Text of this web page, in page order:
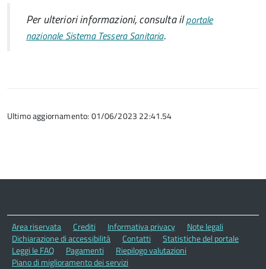
Per ulteriori informazioni, consulta ilportale
nazionale Sistema Tessera Sanitaria.
Ultimo aggiornamento: 01/06/2023 22:41.54
Area riservata Crediti Informativa privacy
Note legali
Dichiarazione di accessibilità
Contatti
Statistiche del portale
Leggi le FAQ
Pagamenti
Riepilogo valutazioni
Piano di miglioramento dei servizi